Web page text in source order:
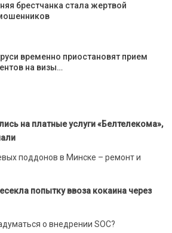
брестчанка стала жертвой
временно приостановят прием
на визы…
на платные услуги «Белтелекома»,
поддонов в Минске – ремонт и
попытку ввоза кокаина через
о внедрении SOC?